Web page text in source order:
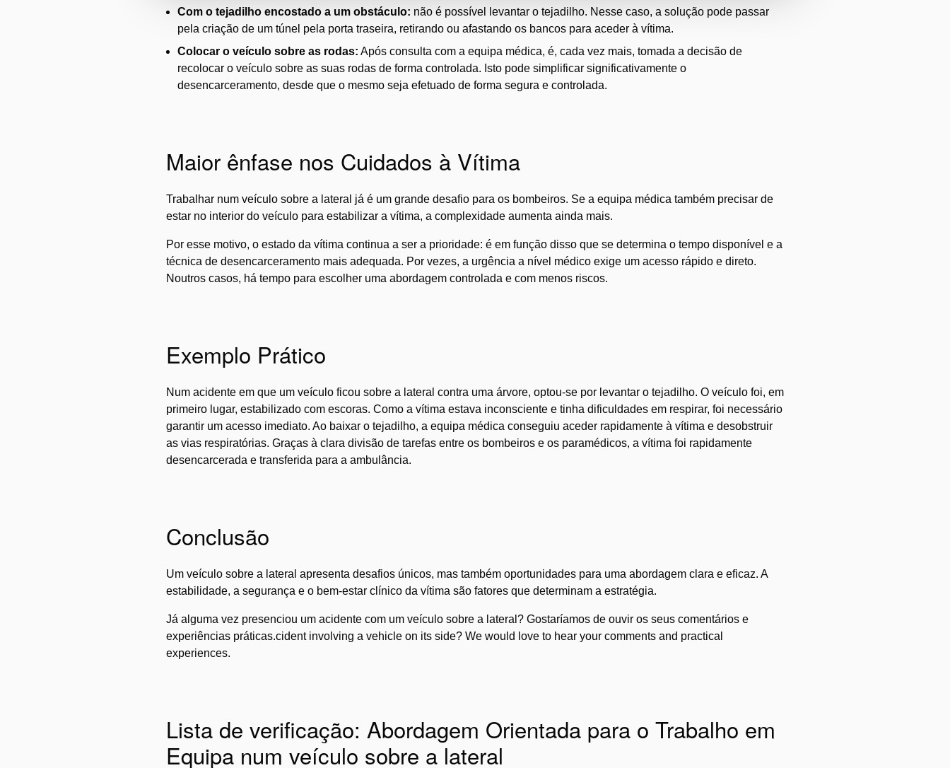
Com o tejadilho encostado a um obstáculo: não é possível levantar o tejadilho. Nesse caso, a solução pode passar
pela criação de um túnel pela porta traseira, retirando ou afastando os bancos para aceder à vítima.
Colocar o veículo sobre as rodas: Após consulta com a equipa médica, é, cada vez mais, tomada a decisão de
recolocar o veículo sobre as suas rodas de forma controlada. Isto pode simplificar significativamente o
desencarceramento, desde que o mesmo seja efetuado de forma segura e controlada.
Maior ênfase nos Cuidados à Vítima
Trabalhar num veículo sobre a lateral já é um grande desafio para os bombeiros. Se a equipa médica também precisar de
estar no interior do veículo para estabilizar a vítima, a complexidade aumenta ainda mais.
Por esse motivo, o estado da vítima continua a ser a prioridade: é em função disso que se determina o tempo disponível e a
técnica de desencarceramento mais adequada. Por vezes, a urgência a nível médico exige um acesso rápido e direto.
Noutros casos, há tempo para escolher uma abordagem controlada e com menos riscos.
Exemplo Prático
Num acidente em que um veículo ficou sobre a lateral contra uma árvore, optou-se por levantar o tejadilho. O veículo foi, em
primeiro lugar, estabilizado com escoras. Como a vítima estava inconsciente e tinha dificuldades em respirar, foi necessário
garantir um acesso imediato. Ao baixar o tejadilho, a equipa médica conseguiu aceder rapidamente à vítima e desobstruir
as vias respiratórias. Graças à clara divisão de tarefas entre os bombeiros e os paramédicos, a vítima foi rapidamente
desencarcerada e transferida para a ambulância.
Conclusão
Um veículo sobre a lateral apresenta desafios únicos, mas também oportunidades para uma abordagem clara e eficaz. A
estabilidade, a segurança e o bem-estar clínico da vítima são fatores que determinam a estratégia.
Já alguma vez presenciou um acidente com um veículo sobre a lateral? Gostaríamos de ouvir os seus comentários e
experiências práticas.cident involving a vehicle on its side? We would love to hear your comments and practical
experiences.
Lista de verificação: Abordagem Orientada para o Trabalho em
Equipa num veículo sobre a lateral